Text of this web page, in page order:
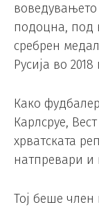
подоцна, под
сребрен
Русија во
Како
Карлсруе,
хрватската
натпревари и
Тој беше член